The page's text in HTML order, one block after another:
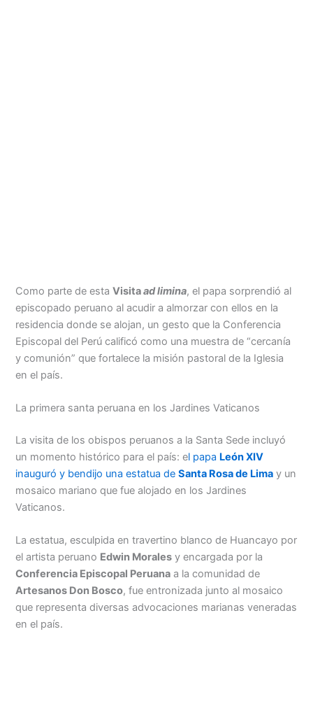
Como parte de estaVisitaad limina, el papa sorprendió al
episcopado peruano al acudir a almorzar con ellos en la
residencia donde se alojan, un gesto que la Conferencia
Episcopal del Perú calificó como una muestra de “cercanía
y comunión” que fortalece la misión pastoral de la Iglesia
en el país.
La primera santa peruana en los Jardines Vaticanos
La visita de los obispos peruanos a la Santa Sede incluyó
un momento histórico para el país: el papa León XIV
inauguró y bendijo una estatua deSanta Rosa de Lima y un
mosaico mariano que fue alojado en los Jardines
Vaticanos.
La estatua, esculpida en travertino blanco de Huancayo por
el artista peruano Edwin Morales y encargada por la
Conferencia Episcopal Peruana a la comunidad de
Artesanos Don Bosco, fue entronizada junto al mosaico
que representa diversas advocaciones marianas veneradas
en el país.